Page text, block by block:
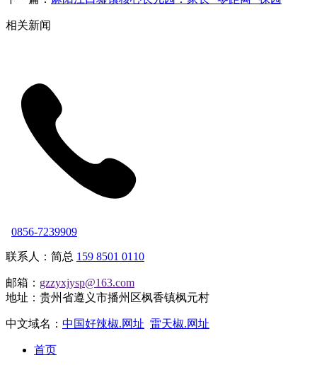
相关新闻
0856-7239909
联系人：简总 159 8501 0110
邮箱： gzzyxjysp@163.com
地址：贵州省遵义市播州区枫香镇枫元村
中文域名： 中国好辣椒.网址 雷天椒.网址
首页